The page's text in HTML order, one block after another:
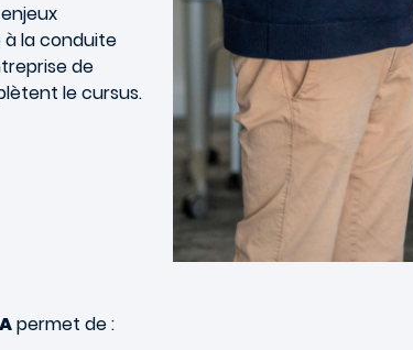
la conduite
de
le cursus.
permet de :